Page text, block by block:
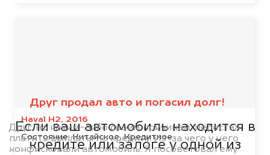
Haval H2, 2016
Состояние:Китайское, Кредитное
Друг продал авто и погасил долг!
Друг, по каким-либо своим причинам, перестал
платить выплаты по кредиту. Из-за чего у него
конфисковали автомобиль. Я посоветовал ему
банками
Если ваш автомобиль находится в
кредите или залоге у одной из